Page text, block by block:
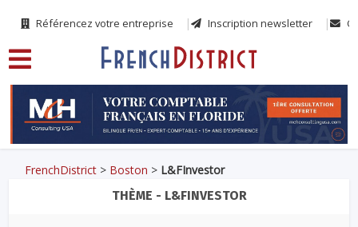
Référencez votre entreprise Inscription newsletter
FrenchDistrict > Boston > L&FInvestor
THÈME - L&FINVESTOR